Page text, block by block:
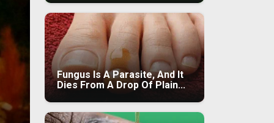
Fungus Is A Parasite, And It
Dies From A Drop Of Plain...